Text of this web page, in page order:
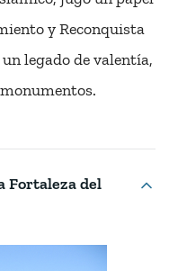
y Reconquista
legado de valentía,
Fortaleza del